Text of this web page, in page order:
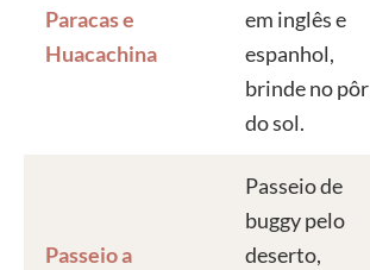
Paracas e
Huacachina
em inglês e
espanhol,
brinde no pôr
do sol.
Passeio a
Passeio de
buggy pelo
deserto,